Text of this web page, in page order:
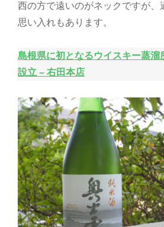
西の方で遠いのがネックですが、
思い入れもあります。
島根県に初となるウイスキー蒸溜
設立 – 右田本店